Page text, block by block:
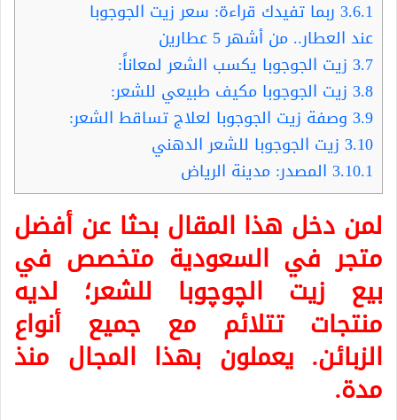
3.6.1 ربما تفيدك قراءة: سعر زيت الجوجوبا
عند العطار.. من أشهر 5 عطارين
3.7 زيت الجوجوبا يكسب الشعر لمعاناً:
3.8 زيت الجوجوبا مكيف طبيعي للشعر:
3.9 وصفة زيت الجوجوبا لعلاج تساقط الشعر:
3.10 زيت الجوجوبا للشعر الدهني
3.10.1 المصدر: مدينة الرياض
لمن دخل هذا المقال بحثا عن أفضل
متجر في السعودية متخصص في
بيع زيت الچوچوبا للشعر؛ لديه
منتجات تتلائم مع جميع أنواع
الزبائن. يعملون بهذا المجال منذ
مدة.